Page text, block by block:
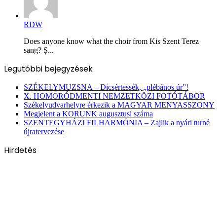
RDW
Does anyone know what the choir from Kis Szent Terez
sang? Ș...
Legutóbbi bejegyzések
SZÉKELYMUZSNA – Dicsértessék, „plébános úr”!
X. HOMORÓDMENTI NEMZETKÖZI FOTÓTÁBOR
Székelyudvarhelyre érkezik a MAGYAR MENYASSZONY
Megjelent a KORUNK augusztusi száma
SZENTEGYHÁZI FILHARMÓNIA – Zajlik a nyári turné
újratervezése
Hirdetés